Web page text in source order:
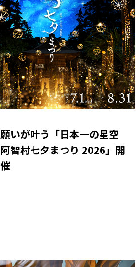
願いが叶う「日本一の星空
阿智村七夕まつり 2026」開
催